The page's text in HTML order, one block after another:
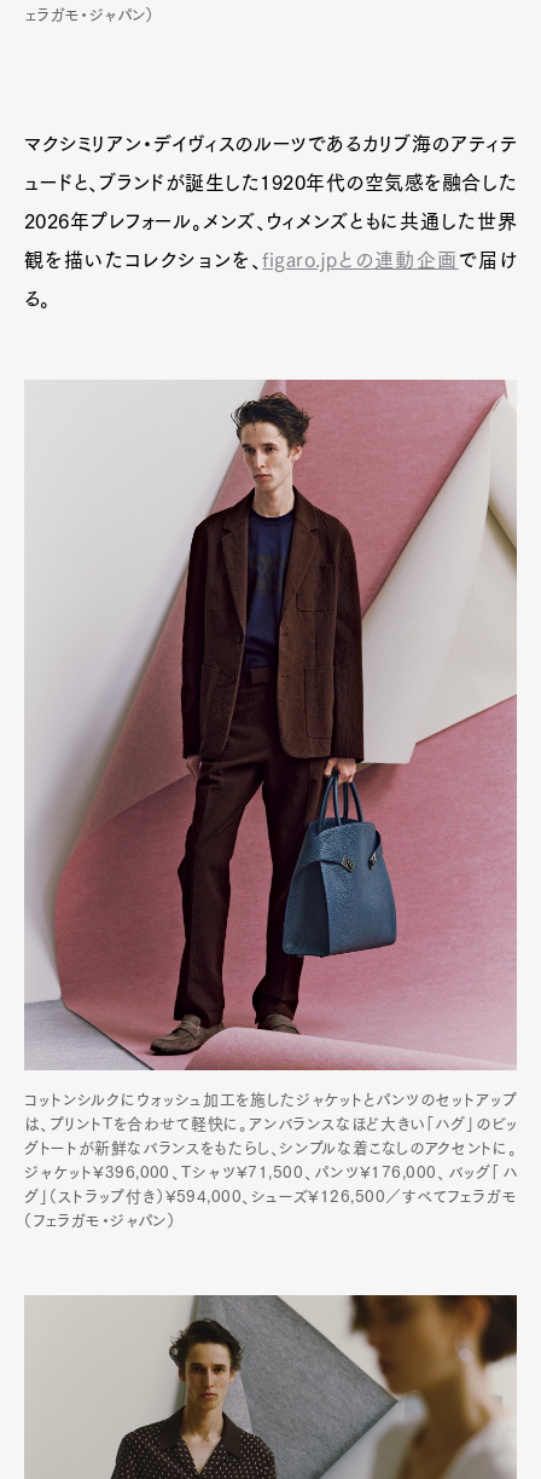
ェラガモ・ジャパン）
マクシミリアン・デイヴィスのルーツであるカリブ海のアティテ
ュードと、ブランドが誕生した1920年代の空気感を融合した
2026年プレフォール。メンズ、ウィメンズともに共通した世界
観を描いたコレクションを、figaro.jpとの連動企画 で届け
る。
コットンシルクにウォッシュ加工を施したジャケットとパンツのセットアップ
は、プリントTを合わせて軽快に。アンバランスなほど大きい「ハグ」のビッ
グトートが新鮮なバランスをもたらし、シンプルな着こなしのアクセントに。
ジャケット¥396,000、Tシャツ¥71,500、パンツ¥176,000、バッグ「ハ
グ」（ストラップ付き）¥594,000、シューズ¥126,500／すべてフェラガモ
（フェラガモ・ジャパン）